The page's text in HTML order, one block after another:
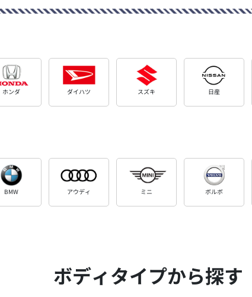
ホンダ ダイハツ スズキ 日産
BMW アウディ ミニ ボルボ
ボディタイプから探す